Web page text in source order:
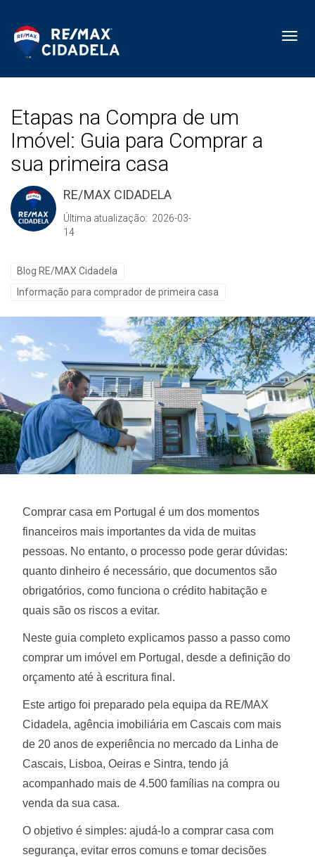
Etapas na Compra de um
Imóvel: Guia para Comprar a
sua primeira casa
RE/MAX CIDADELA
Última atualização: 2026-03-
14
Blog RE/MAX Cidadela
Informação para comprador de primeira casa
Comprar casa em Portugal é um dos momentos
financeiros mais importantes da vida de muitas
pessoas. No entanto, o processo pode gerar dúvidas:
quanto dinheiro é necessário, que documentos são
obrigatórios, como funciona o crédito habitação e
quais são os riscos a evitar.
Neste guia completo explicamos passo a passo como
comprar um imóvel em Portugal, desde a definição do
orçamento até à escritura final.
Este artigo foi preparado pela equipa da RE/MAX
Cidadela, agência imobiliária em Cascais com mais
de 20 anos de experiência no mercado da Linha de
Cascais, Lisboa, Oeiras e Sintra, tendo já
acompanhado mais de 4.500 famílias na compra ou
venda da sua casa.
O objetivo é simples: ajudá-lo a comprar casa com
segurança, evitar erros comuns e tomar decisões